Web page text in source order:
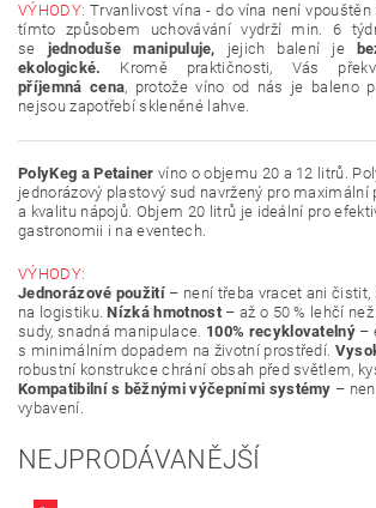
VÝHODY: Trvanlivost vína - do vína není vpouštěn
tímto způsobem uchovávání vydrží min. 6
se jednoduše manipuluje, jejich balení je
ekologické. Kromě praktičnosti,
Vás
příjemná cena, protože víno od nás je baleno
nejsou zapotřebí skleněné lahve.
PolyKeg a Petainer víno o objemu 20 a 12 litrů.
jednorázový plastový sud navržený pro maximální
a kvalitu nápojů. Objem 20 litrů je ideální pro
gastronomii i na eventech.
VÝHODY:
Jednorázové použití – není třeba vracet ani čistit,
na logistiku.Nízká hmotnost– až o 50 % lehčí
sudy, snadná manipulace. 100% recyklovatelný –
s minimálním dopadem na životní prostředí.
robustní konstrukce chrání obsah před světlem,
Kompatibilní s běžnými výčepními systémy –
vybavení.
NEJPRODÁVANĚJŠÍ